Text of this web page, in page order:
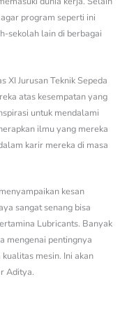
program seperti ini
sekolah lain di berbagai
XI Jurusan Teknik Sepeda
atas kesempatan yang
untuk mendalami
ilmu yang mereka
karir mereka di masa
kesan
sangat senang bisa
Lubricants. Banyak
mengenai pentingnya
mesin. Ini akan
Aditya.